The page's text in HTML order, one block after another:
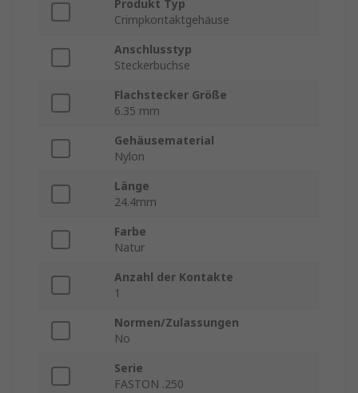
Produkt Typ
Crimpkontaktgehäuse
Anschlusstyp
Steckerbuchse
Flachstecker Größe
6.35 mm
Gehäusematerial
Nylon
Länge
24.4mm
Farbe
Natur
Anzahl der Kontakte
1
Normen/Zulassungen
No
Serie
FASTON .250